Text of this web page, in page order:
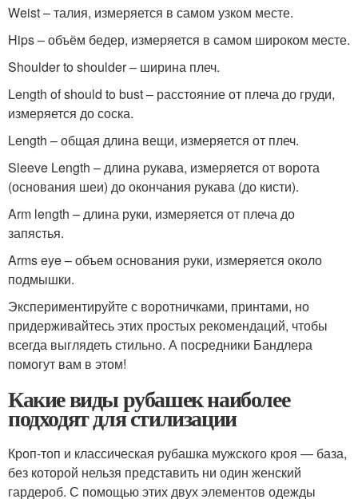
Weist – талия, измеряется в самом узком месте.
Hips – объём бедер, измеряется в самом широком месте.
Shoulder to shoulder – ширина плеч.
Length of should to bust – расстояние от плеча до груди,
измеряется до соска.
Length – общая длина вещи, измеряется от плеч.
Sleeve Length – длина рукава, измеряется от ворота
(основания шеи) до окончания рукава (до кисти).
Arm length – длина руки, измеряется от плеча до
запястья.
Arms eye – объем основания руки, измеряется около
подмышки.
Экспериментируйте с воротничками, принтами, но
придерживайтесь этих простых рекомендаций, чтобы
всегда выглядеть стильно. А посредники Бандлера
помогут вам в этом!
Какие виды рубашек наиболее
подходят для стилизации
Кроп-топ и классическая рубашка мужского кроя — база,
без которой нельзя представить ни один женский
гардероб. С помощью этих двух элементов одежды